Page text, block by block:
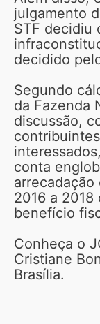
julgamento
STF decidiu
decidido
Segundo
da Fazenda
discussão,
conta
2016 a
benefício
Conheça o
Cristiane
Brasília.